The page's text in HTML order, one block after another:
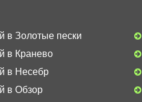
в Золотые пески
в Кранево
в Несебр
в Обзор